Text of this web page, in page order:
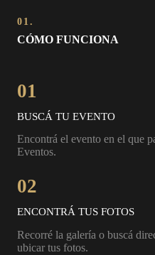
01.
CÓMO FUNCIONA
01
BUSCÁ TU EVENTO
Encontrá el evento en el que
Eventos.
02
ENCONTRÁ TUS FOTOS
Recorré la galería o buscá
ubicar tus fotos.